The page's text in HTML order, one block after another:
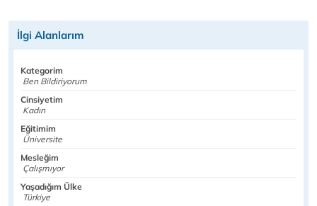
İlgi Alanlarım
Kategorim
Ben Bildiriyorum
Cinsiyetim
Kadın
Eğitimim
Üniversite
Mesleğim
Çalışmıyor
Yaşadığım Ülke
Türkiye